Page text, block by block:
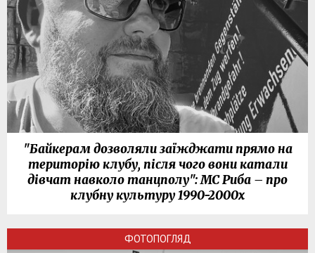
"Байкерам дозволяли заїжджати прямо на
територію клубу, після чого вони катали
дівчат навколо танцполу": МС Риба – про
клубну культуру 1990-2000х
ФОТОПОГЛЯД